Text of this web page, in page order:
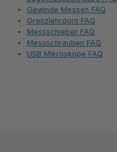
Gewinde Messen FAQ
Grenzlehrdorn FAQ
Messschieber FAQ
Messschrauben FAQ
USB Mikroskope FAQ